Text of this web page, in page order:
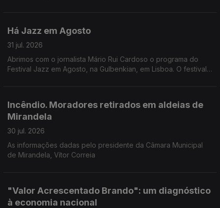
Há Jazz em Agosto
31 jul. 2026
Abrimos com o jornalista Mário Rui Cardoso o programa do
Festival Jazz em Agosto, na Gulbenkian, em Lisboa. O festival
Incêndio. Moradores retirados em aldeias de
Mirandela
30 jul. 2026
As informações dadas pelo presidente da Câmara Municipal
de Mirandela, Vítor Correia
"Valor Acrescentado Brando": um diagnóstico
à economia nacional